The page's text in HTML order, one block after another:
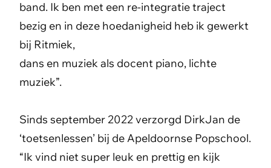
band. Ik ben met een re-integratie traject
bezig en in deze hoedanigheid heb ik gewerkt
bij Ritmiek,
dans en muziek als docent piano, lichte
muziek”.
Sinds september 2022 verzorgd DirkJan de
‘toetsenlessen’ bij de Apeldoornse Popschool.
“Ik vind niet super leuk en prettig en kijk